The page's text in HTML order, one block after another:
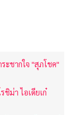
ะชากใจ "สุภโชค"
ม่า ไอเดียเก๋